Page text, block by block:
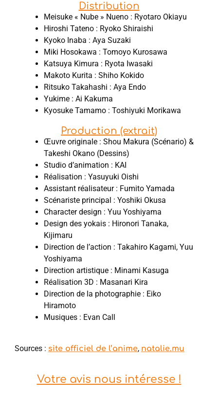
Distribution
Meisuke « Nube » Nueno : Ryotaro Okiayu
Hiroshi Tateno : Ryoko Shiraishi
Kyoko Inaba : Aya Suzaki
Miki Hosokawa : Tomoyo Kurosawa
Katsuya Kimura : Ryota Iwasaki
Makoto Kurita : Shiho Kokido
Ritsuko Takahashi : Aya Endo
Yukime : Ai Kakuma
Kyosuke Tamamo : Toshiyuki Morikawa
Production (extrait)
Œuvre originale : Shou Makura (Scénario) &
Takeshi Okano (Dessins)
Studio d’animation : KAI
Réalisation : Yasuyuki Oishi
Assistant réalisateur : Fumito Yamada
Scénariste principal : Yoshiki Okusa
Character design : Yuu Yoshiyama
Design des yokais : Hironori Tanaka,
Kijimaru
Direction de l’action : Takahiro Kagami, Yuu
Yoshiyama
Direction artistique : Minami Kasuga
Réalisation 3D : Masanari Kira
Direction de la photographie : Eiko
Hiramoto
Musiques : Evan Call
Sources : site officiel de l’anime, natalie.mu
Votre avis nous intéresse !